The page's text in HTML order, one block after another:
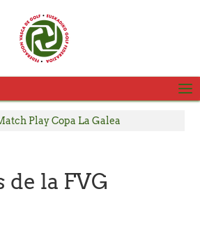
Play Copa La Galea
de Salida Segunda Jornada LXVI
de la FVG